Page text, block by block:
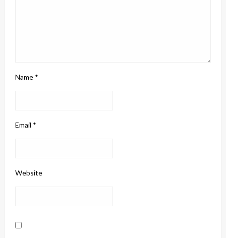
Name *
Email *
Website